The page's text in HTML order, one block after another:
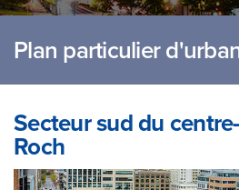
Plan particulier
Secteur sud du
Roch